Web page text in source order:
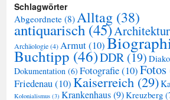
Schlagwörter
Abgeordnete (8)Alltag (38)
antiquarisch (45)Architektur
Archäologie(4)Armut(10)
Buchtipp (46)DDR (19)
Dokumentation (6) Fotografie(10)Fotos
Friedenau(10)Kaiserreich(29)
Kolonialismus (3) Krankenhaus(9)Kreuzberg